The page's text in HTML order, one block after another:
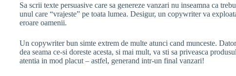
Sa scrii texte persuasive care sa genereze vanzari nu inseamna ca
unul care “vrajeste” pe toata lumea. Desigur, un copywriter va
eroare oamenii.
Un copywriter bun simte extrem de multe atunci cand munceste.
dea seama ce-si doreste acesta, si mai mult, va sti sa priveasca
atentia in mod placut – astfel, generand intr-un final vanzari!